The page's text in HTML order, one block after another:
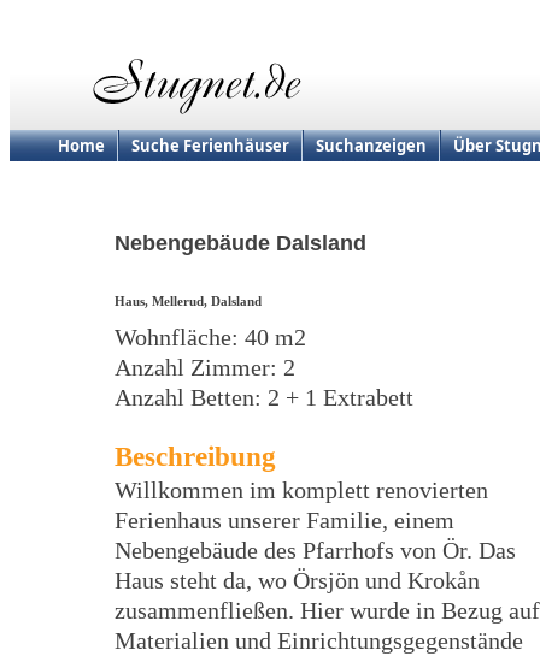
Home Suche Ferienhäuser Suchanzeigen Über
Nebengebäude Dalsland
Haus, Mellerud, Dalsland
Wohnfläche: 40 m2
Anzahl Zimmer: 2
Anzahl Betten: 2 + 1 Extrabett
Beschreibung
Willkommen im komplett renovierten
Ferienhaus unserer Familie, einem
Nebengebäude des Pfarrhofs von Ör. Das
Haus steht da, wo Örsjön und Krokån
zusammenfließen. Hier wurde in Bezug auf
Materialien und Einrichtungsgegenstände